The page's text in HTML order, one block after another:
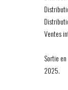
Ventes
Sortie
2025.